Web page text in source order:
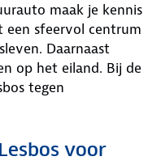
maak je kennis
sfeervol centrum
Daarnaast
op het eiland. Bij de
tegen
voor